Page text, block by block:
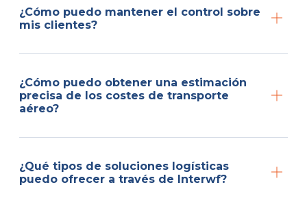
¿Cómo puedo mantener el control sobre
mis clientes?
¿Cómo puedo obtener una estimación
precisa de los costes de transporte
aéreo?
¿Qué tipos de soluciones logísticas
puedo ofrecer a través de Interwf?